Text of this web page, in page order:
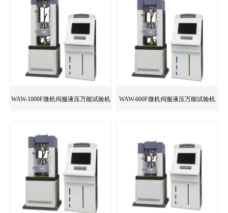
WAW-1000F微机伺服液压万能试验机 WAW-600F微机伺服液压万能试验机